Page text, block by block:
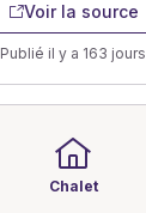
Voir la source
Publié il y a 163 jours
Chalet